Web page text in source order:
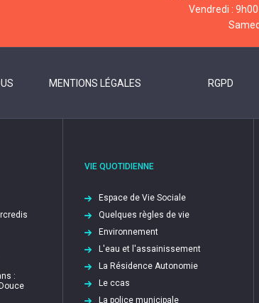
Vendredi :
MENTIONS LÉGALES RGPD
:
VIE QUOTIDIENNE
Espace de Vie Sociale
Quelques règles de vie
Environnement
L'eau et l'assainissement
La Résidence Autonomie
Le ccas
La police municipale